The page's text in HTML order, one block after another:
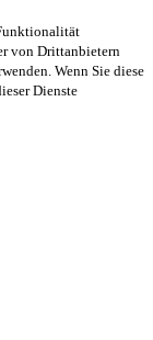
von Drittanbietern
Wenn Sie diese
Dienste